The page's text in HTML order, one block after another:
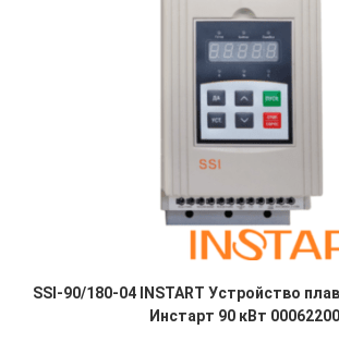
SSI-90/180-04 INSTART Устройство
Инстарт 90 кВт 00062200